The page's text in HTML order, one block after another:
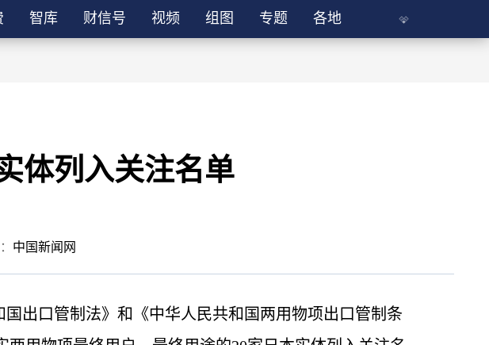
智库 财信号 视频 组图 专题 各地
体列入关注名单
中国新闻网
出口管制法》和《中华人民共和国两用物项出口管制条